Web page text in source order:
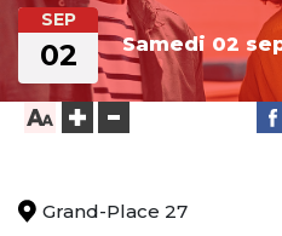
SEP
02 Samedi 02
Grand-Place 27